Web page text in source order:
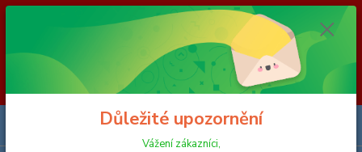
Vážení zákazníci, v termínu od 8. 8. 2026 do 23. 8. 2026 nebude z
důvodu čerpání dovolené probíhat expedice objednávek a bude omezen
provoz e-shopu HRACKYNABYTEK.CZ. Objednávky přijaté, nebo
uhrazené do čtvrtka 6. 8. 2026 budou expedovány v pátek 7. 8. 2026.
Objednávky přijaté, nebo uhrazené od pátku 7. 8. 2026 do neděle 23. 8.
2026 budou postupně expedovány od pondělí 24. 8. 2026. Děkujeme za
pochopení HRACKYNABYTEK.CZ
Důležité upozornění
Vážení zákazníci,